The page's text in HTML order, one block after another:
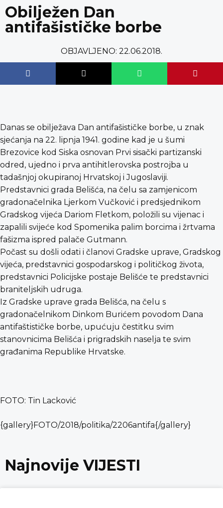
content
Obilježen Dan
antifašističke borbe
OBJAVLJENO: 22.06.2018.
Danas se obilježava Dan antifašističke borbe, u znak
sjećanja na 22. lipnja 1941. godine kad je u šumi
Brezovice kod Siska osnovan Prvi sisački partizanski
odred, ujedno i prva antihitlerovska postrojba u
tadašnjoj okupiranoj Hrvatskoj i Jugoslaviji.
Predstavnici grada Belišća, na čelu sa zamjenicom
gradonačelnika Ljerkom Vučković i predsjednikom
Gradskog vijeća Dariom Fletkom, položili su vijenac i
zapalili svijeće kod Spomenika palim borcima i žrtvama
fašizma ispred palače Gutmann.
Počast su došli odati i članovi Gradske uprave, Gradskog
vijeća, predstavnici gospodarskog i političkog života,
predstavnici Policijske postaje Belišće te predstavnici
braniteljskih udruga.
Iz Gradske uprave grada Belišća, na čelu s
gradonačelnikom Dinkom Burićem povodom Dana
antifaštističke borbe, upućuju čestitku svim
stanovnicima Belišća i prigradskih naselja te svim
građanima Republike Hrvatske.
FOTO: Tin Lacković
{gallery}FOTO/2018/politika/2206antifa{/gallery}
Najnovije VIJESTI